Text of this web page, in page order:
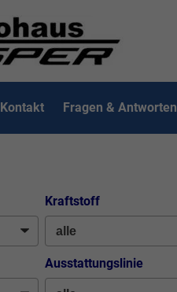
Kontakt Fragen & Antworten
Kraftstoff
Ausstattungslinie